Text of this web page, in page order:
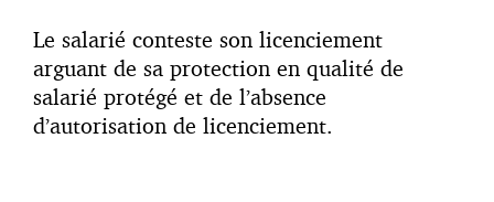
Le salarié conteste son licenciement
arguant de sa protection en qualité de
salarié protégé et de l’absence
d’autorisation de licenciement.